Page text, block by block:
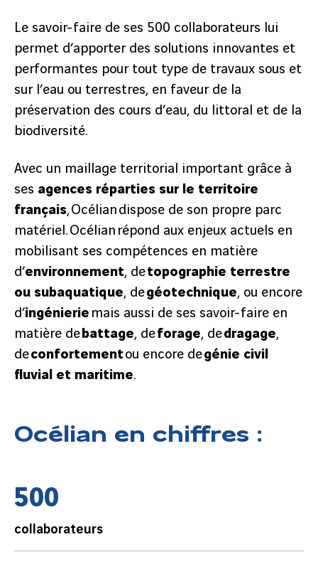
Le savoir-faire de ses 500 collaborateurs lui
permet d’apporter des solutions innovantes et
performantes pour tout type de travaux sous et
sur l’eau ou terrestres, en faveur de la
préservation des cours d’eau, du littoral et de la
biodiversité.
Avec un maillage territorial important grâce à
ses agences réparties sur le territoire
français, Océlian dispose de son propre parc
matériel. Océlian répond aux enjeux actuels en
mobilisant ses compétences en matière
d’environnement, detopographie terrestre
ou subaquatique, degéotechnique, ou encore
d’ingénierie mais aussi de ses savoir-faire en
matière debattage, deforage, dedragage,
deconfortementou encore degénie civil
fluvial et maritime.
Océlian en chiffres :
500
collaborateurs